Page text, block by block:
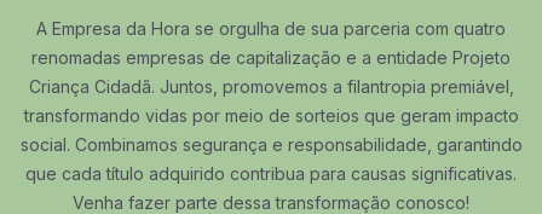
A Empresa da Hora se orgulha de sua parceria com quatro
renomadas empresas de capitalização e a entidade Projeto
Criança Cidadã. Juntos, promovemos a filantropia premiável,
transformando vidas por meio de sorteios que geram impacto
social. Combinamos segurança e responsabilidade, garantindo
que cada título adquirido contribua para causas significativas.
Venha fazer parte dessa transformação conosco!